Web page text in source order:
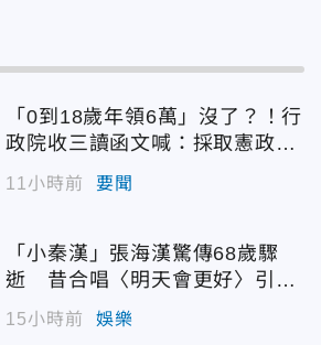
「0到18歲年領6萬」沒了？！行
政院收三讀函文喊：採取憲政作
11小時前 要聞
「小秦漢」張海漢驚傳68歲驟
逝 昔合唱〈明天會更好〉引追
15小時前 娛樂